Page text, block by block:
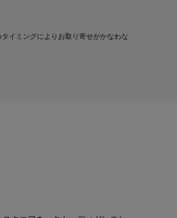
イミングによりお取り寄せがかなわな